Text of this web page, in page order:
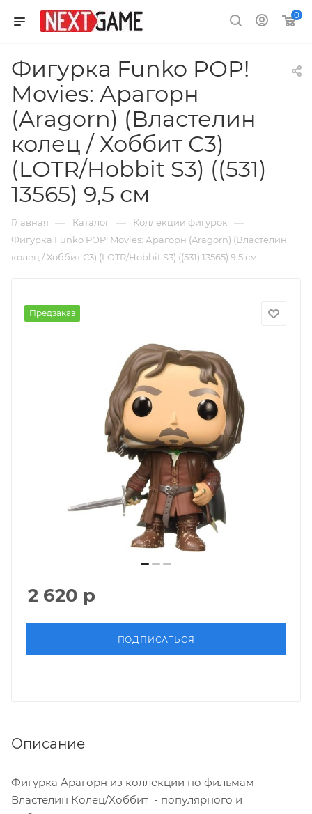
0
Фигурка Funko POP!
Movies: Арагорн
(Aragorn) (Властелин
колец / Хоббит С3)
(LOTR/Hobbit S3) ((531)
13565) 9,5 см
Главная — Каталог — Коллекции фигурок —
Фигурка Funko POP! Movies: Арагорн (Aragorn) (Властелин
колец / Хоббит С3) (LOTR/Hobbit S3) ((531) 13565) 9,5 см
Предзаказ
2 620 р
ПОДПИСАТЬСЯ
Описание
Фигурка Арагорн из коллекции по фильмам
Властелин Колец/Хоббит - популярного и